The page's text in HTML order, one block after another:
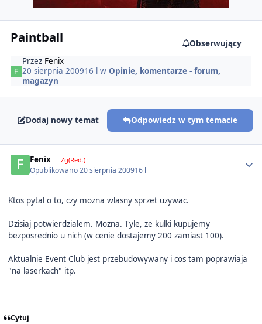
Paintball
Obserwujący
Przez Fenix
20 sierpnia 200916 l w Opinie, komentarze - forum,
magazyn
Dodaj nowy temat Odpowiedz w tym temacie
Fenix Zg(Red.)
Opublikowano20 sierpnia 200916 l
Ktos pytal o to, czy mozna wlasny sprzet uzywac.
Dzisiaj potwierdzialem. Mozna. Tyle, ze kulki kupujemy
bezposrednio u nich (w cenie dostajemy 200 zamiast 100).
Aktualnie Event Club jest przebudowywany i cos tam poprawiaja
"na laserkach" itp.
Cytuj